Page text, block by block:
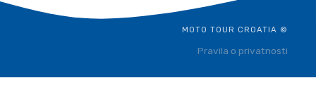
MOTO TOUR CROATIA ©
Pravila o privatnosti